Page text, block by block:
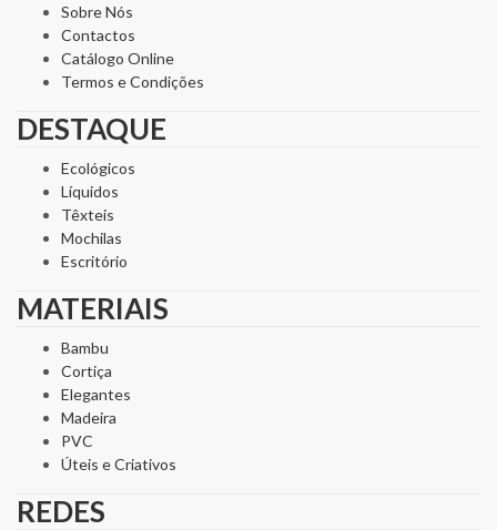
Sobre Nós
Contactos
Catálogo Online
Termos e Condições
DESTAQUE
Ecológicos
Líquidos
Têxteis
Mochilas
Escritório
MATERIAIS
Bambu
Cortiça
Elegantes
Madeira
PVC
Úteis e Criativos
REDES